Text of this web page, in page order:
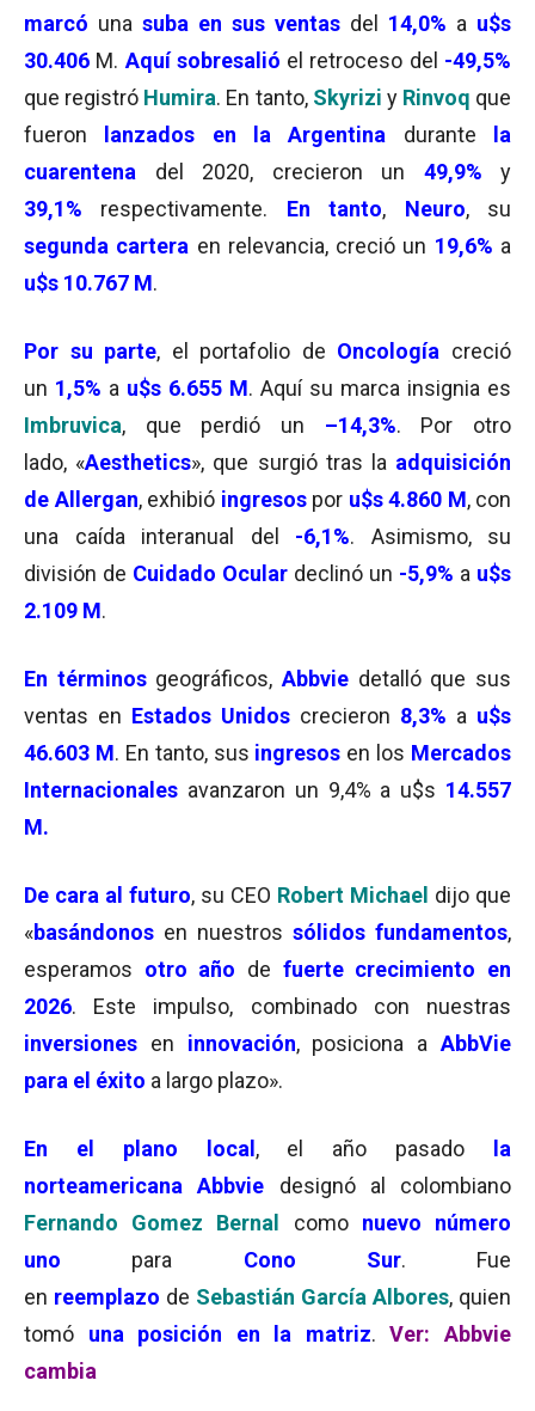
marcó una suba en sus ventas del 14,0% a u$s
30.406 M. Aquí sobresalió el retroceso del -49,5%
que registró Humira. En tanto, Skyrizi y Rinvoq que
fueron
lanzados en la Argentina durante
la
cuarentena
del 2020, crecieron un 49,9% y
39,1% respectivamente. En tanto, Neuro, su
segunda cartera en relevancia, creció un 19,6% a
u$s 10.767 M.
Por su parte, el portafolio de Oncología creció
un 1,5% a u$s 6.655 M. Aquí su marca insignia es
Imbruvica, que perdió un –14,3%. Por otro
lado, «Aesthetics», que surgió tras la adquisición
de Allergan, exhibió ingresos por u$s 4.860 M, con
una caída interanual del
-6,1%. Asimismo, su
división de Cuidado Ocular declinó un -5,9% a u$s
2.109 M.
En términosgeográficos, Abbvie detalló que sus
ventas en Estados Unidos crecieron 8,3% a u$s
46.603 M. En tanto, sus ingresos en los Mercados
Internacionales avanzaron un 9,4% a u$s 14.557
M.
De cara al futuro, su CEO Robert Michael dijo que
«basándonos en nuestros sólidos fundamentos,
esperamos otro año de fuerte crecimiento en
2026. Este impulso, combinado con nuestras
inversiones en innovación, posiciona aAbbVie
para el éxito a largo plazo».
En el plano local , el año pasado
la
norteamericana Abbvie designó al colombiano
Fernando Gomez Bernal
como nuevo número
uno para Cono Sur. Fue
en reemplazo de Sebastián García Albores, quien
tomó una posición en la matriz.Ver: Abbvie
cambia